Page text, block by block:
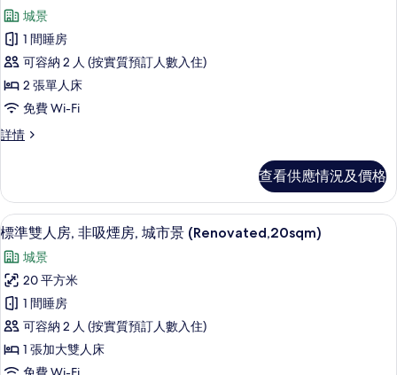
吸
煙
房,
城
市
景
square
meters)
的
相
片
室,
非
煙
房,
城
市
景
meters)
詳
情
入
所
有
豪
華
雙
床
非
吸
煙
房,
城
市
景
(38sqm)
城景
1 間睡房
可容納 2 人 (按實質預訂人數入住)
2 張單人床
免費 Wi-Fi
詳情
豪
房,
非
吸
房,
城
市
景
(38sqm)
詳
情
查看供應情況及價格
載
入
所
有
標
準
雙
標準雙人房, 非吸煙房, 城市景
3
標準雙人房, 非吸煙房, 城市景 (Renovated,20sqm)
城景
20 平方米
1 間睡房
可容納 2 人 (按實質預訂人數入住)
1 張加大雙人床